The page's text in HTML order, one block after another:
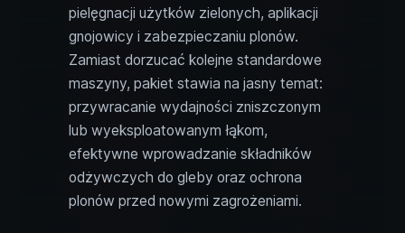
pielęgnacji użytków zielonych, aplikacji
gnojowicy i zabezpieczaniu plonów.
Zamiast dorzucać kolejne standardowe
maszyny, pakiet stawia na jasny temat:
przywracanie wydajności zniszczonym
lub wyeksploatowanym łąkom,
efektywne wprowadzanie składników
odżywczych do gleby oraz ochrona
plonów przed nowymi zagrożeniami.